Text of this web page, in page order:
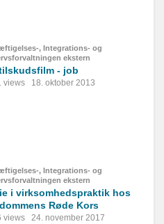
, Integrations- og
ekstern
- job
views 18. oktober 2013
, Integrations- og
ekstern
i virksomhedspraktik hos
Røde Kors
views 24. november 2017